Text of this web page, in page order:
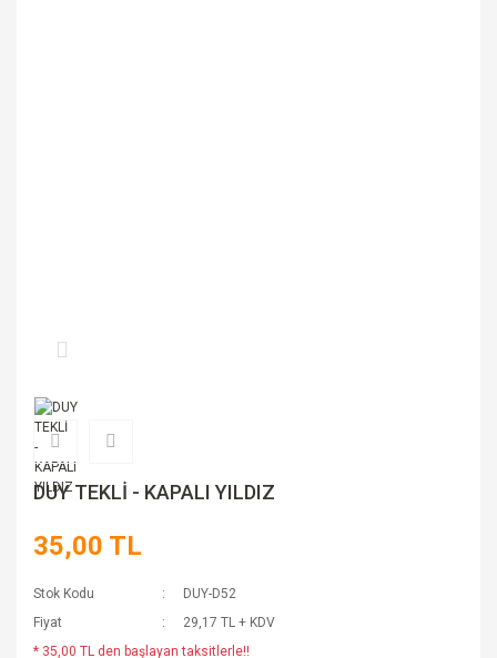
DUY TEKLİ - KAPALI YILDIZ
35,00 TL
Stok Kodu
DUY-D52
Fiyat
29,17 TL + KDV
* 35,00 TL den başlayan taksitlerle!!